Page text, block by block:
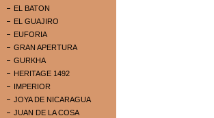
EL BATON
EL GUAJIRO
EUFORIA
GRAN APERTURA
GURKHA
HERITAGE 1492
IMPERIOR
JOYA DE NICARAGUA
JUAN DE LA COSA